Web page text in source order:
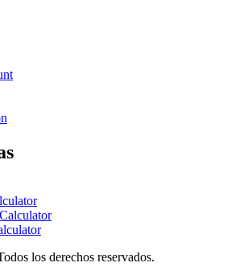
los derechos reservados.